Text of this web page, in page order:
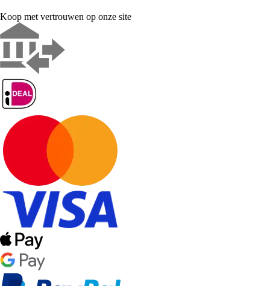
Koop met vertrouwen op onze site